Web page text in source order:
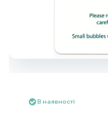
В наявності